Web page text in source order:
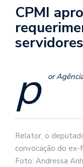
CPMI
p or
Relator, o
convocação do ex-
Foto: Andressa